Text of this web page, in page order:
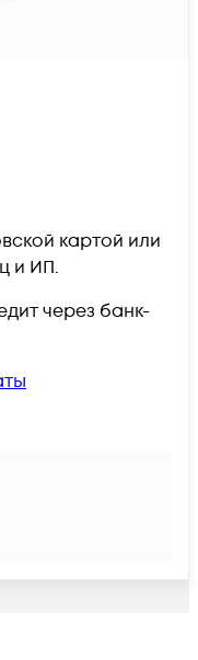
картой или
и ИП.
через банк-